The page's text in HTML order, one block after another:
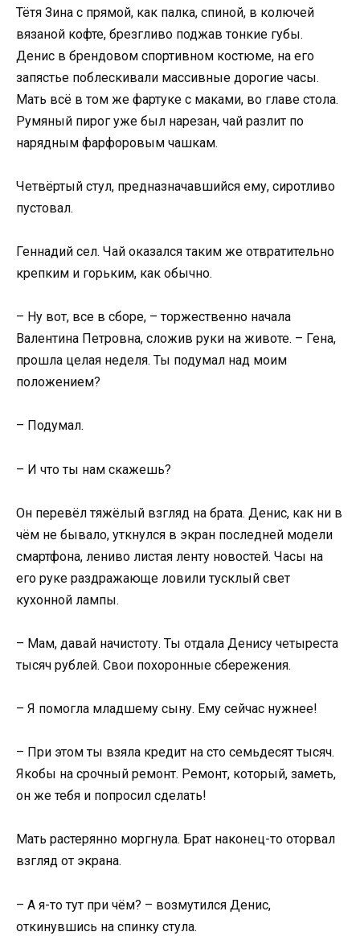
Тётя Зина с прямой, как палка, спиной, в колючей
вязаной кофте, брезгливо поджав тонкие губы.
Денис в брендовом спортивном костюме, на его
запястье поблескивали массивные дорогие часы.
Мать всё в том же фартуке с маками, во главе стола.
Румяный пирог уже был нарезан, чай разлит по
нарядным фарфоровым чашкам.
Четвёртый стул, предназначавшийся ему, сиротливо
пустовал.
Геннадий сел. Чай оказался таким же отвратительно
крепким и горьким, как обычно.
– Ну вот, все в сборе, – торжественно начала
Валентина Петровна, сложив руки на животе. – Гена,
прошла целая неделя. Ты подумал над моим
положением?
– Подумал.
– И что ты нам скажешь?
Он перевёл тяжёлый взгляд на брата. Денис, как ни в
чём не бывало, уткнулся в экран последней модели
смартфона, лениво листая ленту новостей. Часы на
его руке раздражающе ловили тусклый свет
кухонной лампы.
– Мам, давай начистоту. Ты отдала Денису четыреста
тысяч рублей. Свои похоронные сбережения.
– Я помогла младшему сыну. Ему сейчас нужнее!
– При этом ты взяла кредит на сто семьдесят тысяч.
Якобы на срочный ремонт. Ремонт, который, заметь,
он же тебя и попросил сделать!
Мать растерянно моргнула. Брат наконец-то оторвал
взгляд от экрана.
– А я-то тут при чём? – возмутился Денис,
откинувшись на спинку стула.